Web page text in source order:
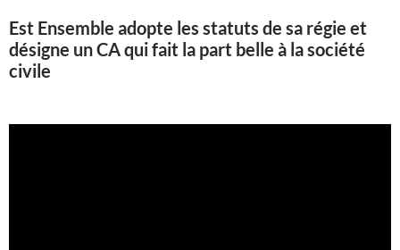
Est Ensemble adopte les statuts de sa régie et
désigne un CA qui fait la part belle à la société
civile